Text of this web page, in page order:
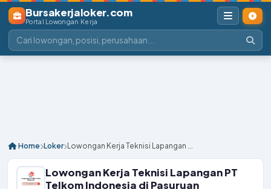
Bursakerjaloker.com
Portal Lowongan Kerja
Home Loker Lowongan Kerja Teknisi Lapangan ...
Lowongan Kerja Teknisi Lapangan PT
Telkom Indonesia di Pasuruan